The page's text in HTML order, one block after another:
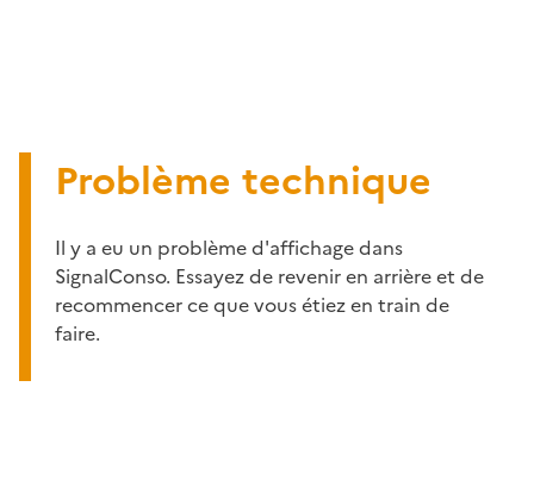
Problème technique
Il y a eu un problème d'affichage dans
SignalConso. Essayez de revenir en arrière et de
recommencer ce que vous étiez en train de
faire.